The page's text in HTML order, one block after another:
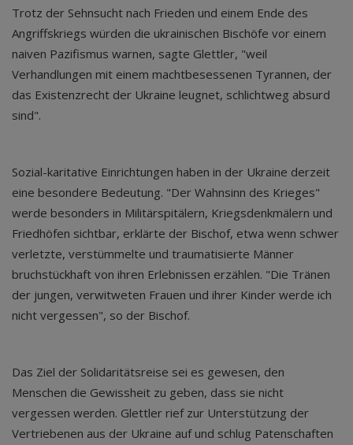
Trotz der Sehnsucht nach Frieden und einem Ende des
Angriffskriegs würden die ukrainischen Bischöfe vor einem
naiven Pazifismus warnen, sagte Glettler, "weil
Verhandlungen mit einem machtbesessenen Tyrannen, der
das Existenzrecht der Ukraine leugnet, schlichtweg absurd
sind".
Sozial-karitative Einrichtungen haben in der Ukraine derzeit
eine besondere Bedeutung. "Der Wahnsinn des Krieges"
werde besonders in Militärspitälern, Kriegsdenkmälern und
Friedhöfen sichtbar, erklärte der Bischof, etwa wenn schwer
verletzte, verstümmelte und traumatisierte Männer
bruchstückhaft von ihren Erlebnissen erzählen. "Die Tränen
der jungen, verwitweten Frauen und ihrer Kinder werde ich
nicht vergessen", so der Bischof.
Das Ziel der Solidaritätsreise sei es gewesen, den
Menschen die Gewissheit zu geben, dass sie nicht
vergessen werden. Glettler rief zur Unterstützung der
Vertriebenen aus der Ukraine auf und schlug Patenschaften